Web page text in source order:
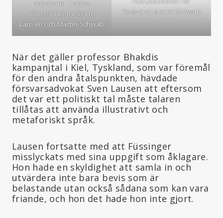
advokater Tobias
Weissenborn, Sven
Lausen och Martin Schwab
försvaret Martin Schwab
När det gäller professor Bhakdis
kampanjtal i Kiel, Tyskland, som var föremål
för den andra åtalspunkten, hävdade
försvarsadvokat Sven Lausen att eftersom
det var ett politiskt tal måste talaren
tillåtas att använda illustrativt och
metaforiskt språk.
Lausen fortsatte med att Füssinger
misslyckats med sina uppgift som åklagare.
Hon hade en skyldighet att samla in och
utvärdera inte bara bevis som är
belastande utan också sådana som kan vara
friande, och hon det hade hon inte gjort.